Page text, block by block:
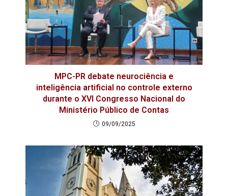
MPC-PR debate neurociência e
inteligência artificial no controle externo
durante o XVI Congresso Nacional do
Ministério Público de Contas
09/09/2025